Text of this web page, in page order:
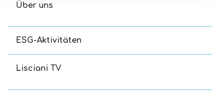
Über uns
ESG-Aktivitäten
Lisciani TV